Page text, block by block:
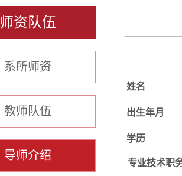
师资队伍
系所师资
教师队伍
导师介绍
姓名
出生年月
学历
专业技术职